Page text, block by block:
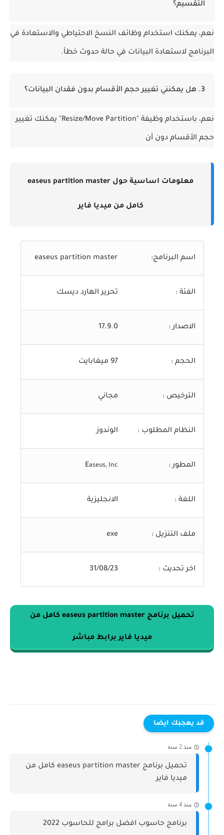
التقسيم؟
البرنامج لاستعادة البيانات في حالة حدوث خطأ.
3. هل يمكنني تغيير حجم الأقسام بدون فقدان البيانات؟
نعم، باستخدام وظيفة "Resize/Move Partition" يمكنك تغيير
حجم الأقسام دون أن
معلومات اساسية حول easeus partition master
كامل من ميديا فاير
اسم البرنامج: easeus partition master
الفئة : تحرير الهارد ديسك
الاصدار : 17.9.0
الحجم : 97 ميغابايت
الترخيص : مجاني
النظام المطلوب : الوندوز
المطور : Easeus, Inc
اللغة : الانجليزية
ملف التنزيل : exe
اخر تحديث : 31/08/23
تحميل برنامج easeus partition master كامل من
ميديا فاير برابط مباشر
قد يعجبك ايضا
منذ 2 سنة
تحميل برنامج easeus partition master كامل من
ميديا فاير
منذ 4 سنة
برنامج حاسوب افضل برامج للحاسوب 2022